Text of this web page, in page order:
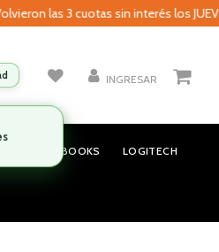
las 3 cuotas sin interés los JUEVES
INGRESAR
NOTEBOOKS LOGITECH